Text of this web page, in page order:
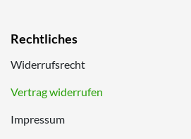
Rechtliches
Widerrufsrecht
Vertrag widerrufen
Impressum